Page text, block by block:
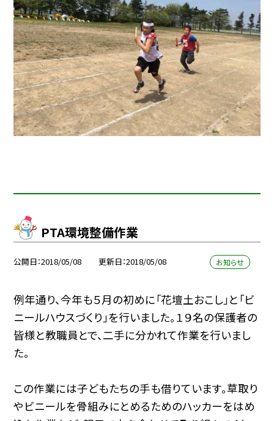
PTA環境整備作業
公開日 2018/05/08 更新日 2018/05/08 お知らせ
例年通り、今年も５月の初めに「花壇土おこし」と「ビ
ニールハウスづくり」を行いました。１９名の保護者の
皆様と教職員とで、二手に分かれて作業を行いまし
た。
この作業には子どもたちの手も借りています。草取り
やビニールを骨組みにとめるためのハッカーをはめ